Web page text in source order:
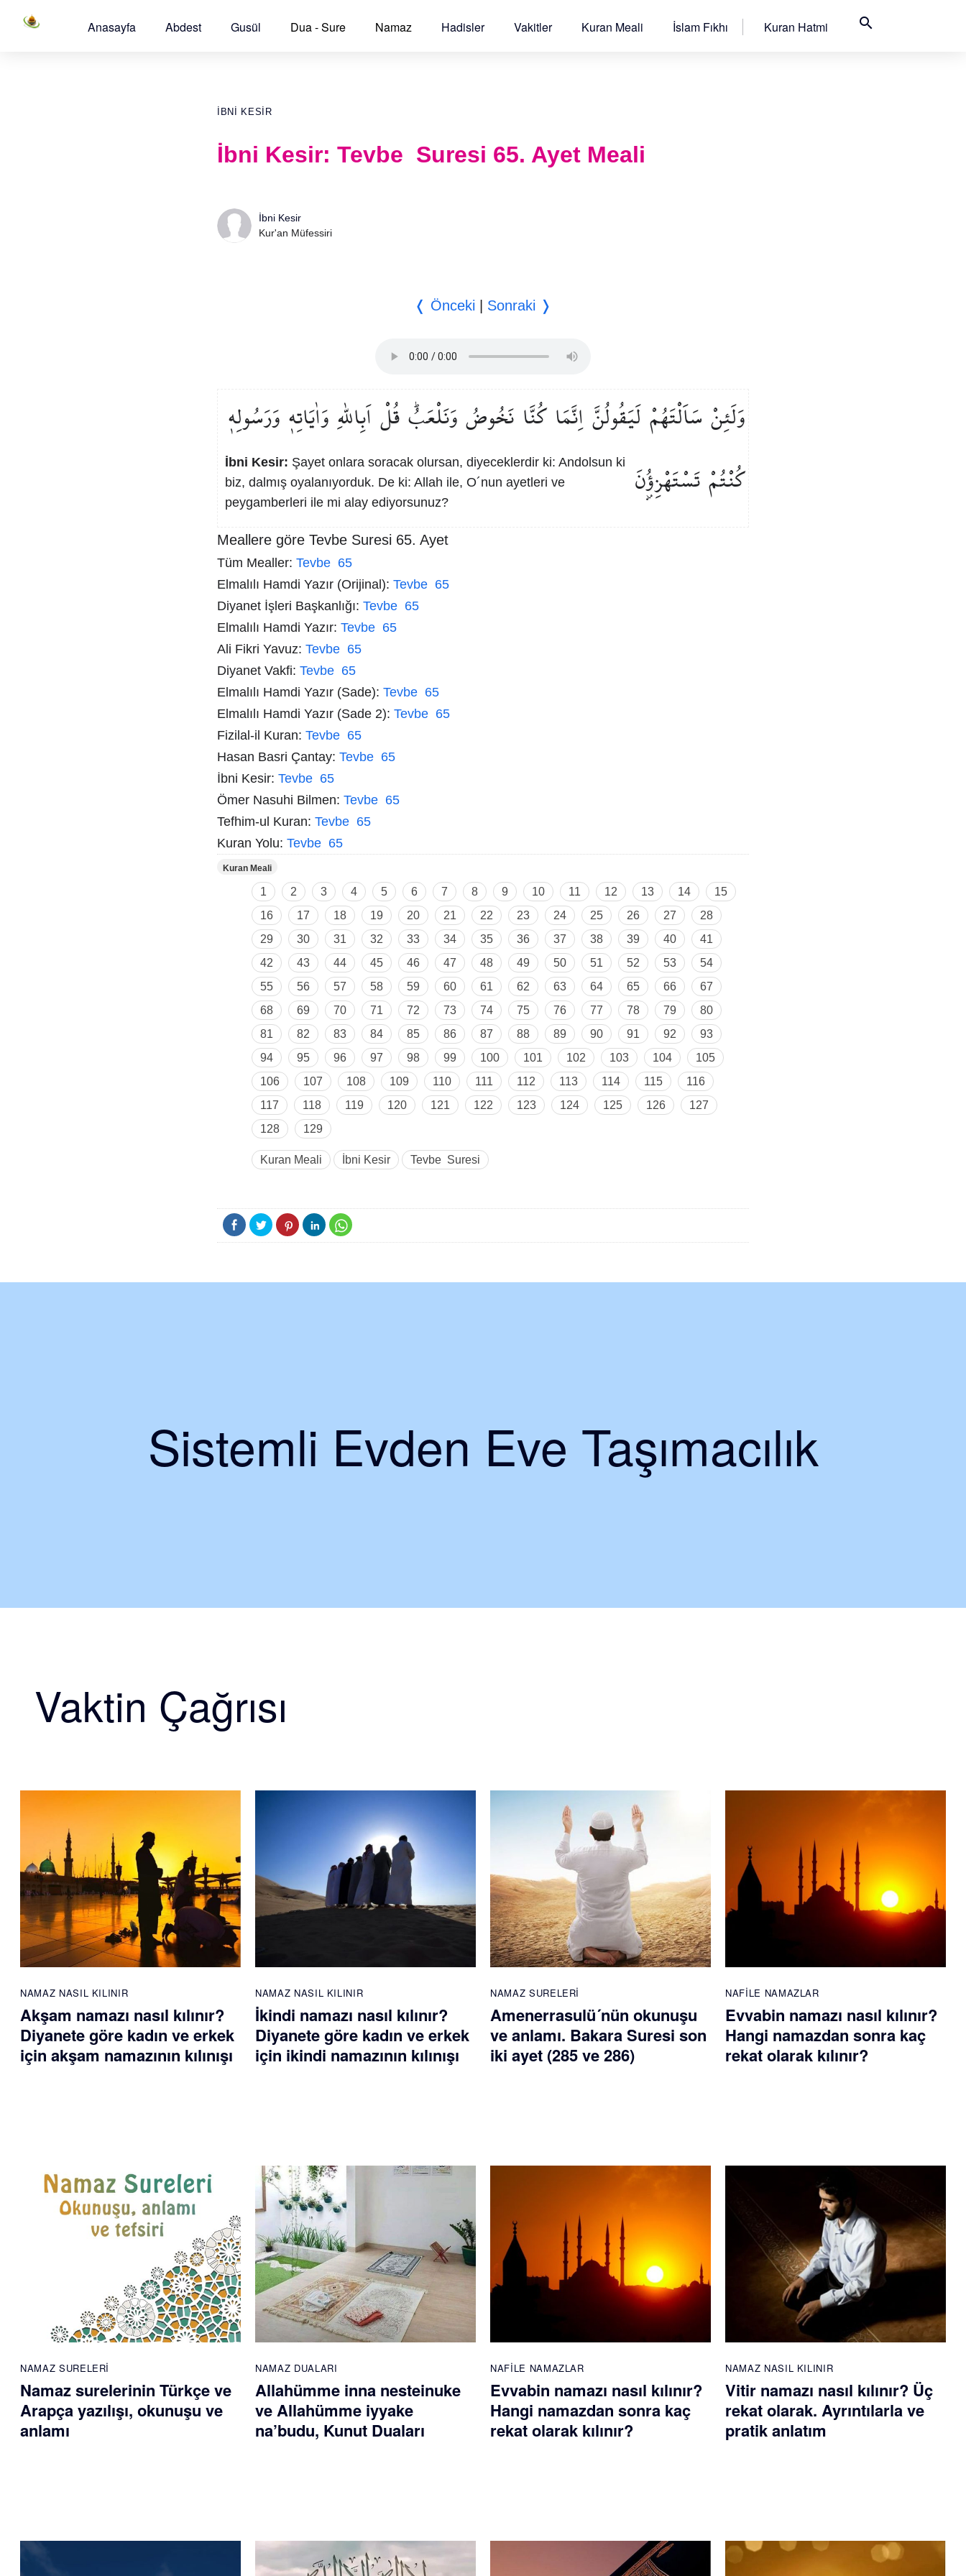
Anasayfa Abdest Gusül Dua - Sure Namaz Hadisler Vakitler Kuran Meali İslam Fıkhı Kuran Hatmi search
İBNI KESIR
İbni Kesir: Tevbe Suresi 65. Ayet Meali
İbni Kesir
Kur'an Müfessiri
❬ Önceki | Sonraki ❭
وَلَئِنْ سَاَلْتَهُمْلَيَقُولُنَّاِنَّمَا كُنَّا نَخُوضُوَنَلْعَبُۜقُلْاَبِاللّٰهِوَاٰيَاتِه۪ وَرَسُولِه۪
كُنْتُمْتَسْتَهْزِؤُ۫نَ İbni Kesir: Şayet onlara soracak olursan, diyeceklerdir ki: Andolsun ki
biz, dalmış oyalanıyorduk. De ki: Allah ile, O´nun ayetleri ve
peygamberleri ile mi alay ediyorsunuz?
Meallere göre Tevbe Suresi 65. Ayet
Tüm Mealler: Tevbe 65
Elmalılı Hamdi Yazır (Orijinal): Tevbe 65
Diyanet İşleri Başkanlığı: Tevbe 65
Elmalılı Hamdi Yazır: Tevbe 65
Ali Fikri Yavuz: Tevbe 65
Diyanet Vakfi: Tevbe 65
Elmalılı Hamdi Yazır (Sade): Tevbe 65
Elmalılı Hamdi Yazır (Sade 2): Tevbe 65
Fizilal-il Kuran: Tevbe 65
Hasan Basri Çantay: Tevbe 65
İbni Kesir: Tevbe 65
Ömer Nasuhi Bilmen: Tevbe 65
Tefhim-ul Kuran: Tevbe 65
Kuran Yolu: Tevbe 65
Kuran Meali
1 2 3 4 5 6 7 8 9 10 11 12 13 14
15
16
17 18 19 20 21 22 23 24 25 26 27
28
29
30 31 32 33 34 35 36 37 38 39 40
41
42
43 44 45 46 47 48 49 50 51 52 53
54
55
56 57 58 59 60 61 62 63 64 65 66
67
68
69 70 71 72 73 74 75 76 77 78 79
80
81
82 83 84 85 86 87 88 89 90 91 92
93
94
95 96 97 98 99 100 101 102 103 104
105
106
107 108 109 110 111 112 113 114 115
116
117
118 119 120 121 122 123 124 125 126
127
128
129
Kuran Meali İbni Kesir Tevbe Suresi
Sistemli Evden Eve Taşımacılık
Vaktin Çağrısı
NAMAZ NASIL KILINIR
Akşam namazı nasıl kılınır?
Diyanete göre kadın ve erkek
için akşam namazının kılınışı
NAMAZ NASIL KILINIR
İkindi namazı nasıl kılınır?
Diyanete göre kadın ve erkek
için ikindi namazının kılınışı
NAMAZ SURELERI
Amenerrasulü´nün okunuşu
ve anlamı. Bakara Suresi son
iki ayet (285 ve 286)
NAFILE NAMAZLAR
Evvabin namazı nasıl kılınır?
Hangi namazdan sonra kaç
rekat olarak kılınır?
NAMAZ SURELERI
Namaz surelerinin Türkçe ve
Arapça yazılışı, okunuşu ve
anlamı
NAMAZ DUALARI
Allahümme inna nesteinuke
ve Allahümme iyyake
na’budu, Kunut Duaları
NAFILE NAMAZLAR
Evvabin namazı nasıl kılınır?
Hangi namazdan sonra kaç
rekat olarak kılınır?
NAMAZ NASIL KILINIR
Vitir namazı nasıl kılınır? Üç
rekat olarak. Ayrıntılarla ve
pratik anlatım